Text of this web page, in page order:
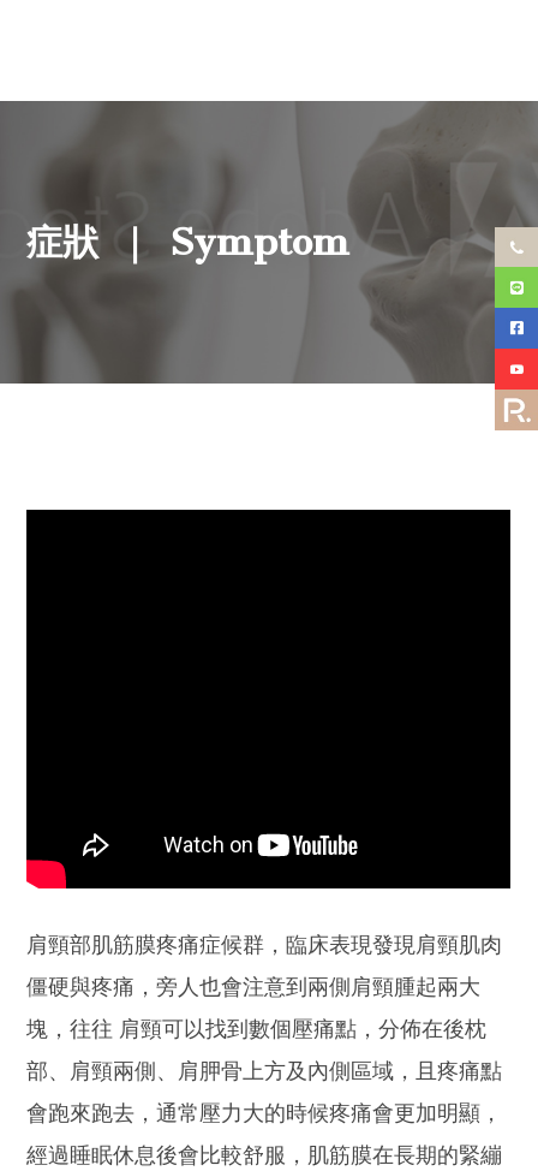
症狀 Symptom
肩頸部肌筋膜疼痛症候群，臨床表現發現肩頸肌肉
僵硬與疼痛，旁人也會注意到兩側肩頸腫起兩大
塊，往往 肩頸可以找到數個壓痛點，分佈在後枕
部、肩頸兩側、肩胛骨上方及內側區域，且疼痛點
會跑來跑去，通常壓力大的時候疼痛會更加明顯，
經過睡眠休息後會比較舒服，肌筋膜在長期的緊繃